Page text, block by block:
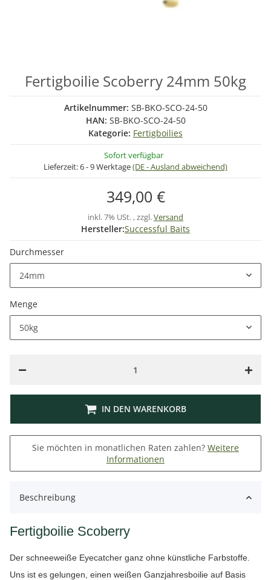
Fertigboilie Scoberry 24mm 50kg
Artikelnummer: SB-BKO-SCO-24-50
HAN: SB-BKO-SCO-24-50
Kategorie: Fertigboilies
Sofort verfügbar
Lieferzeit:6 - 9 Werktage(DE - Ausland abweichend)
349,00 €
inkl. 7% USt. , zzgl.Versand
Hersteller:Successful Baits
Durchmesser
24mm
Menge
50kg
IN DEN WARENKORB
Sie möchten in monatlichen Raten zahlen? Weitere
Informationen
Beschreibung
Fertigboilie Scoberry
Der schneeweiße Eyecatcher ganz ohne künstliche Farbstoffe.
Uns ist es gelungen, einen weißen Ganzjahresboilie auf Basis